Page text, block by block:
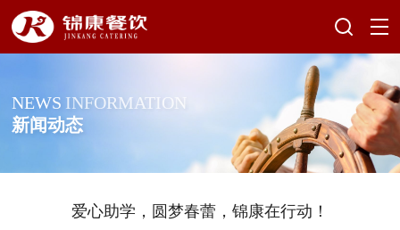
NEWS INFORMATION
新闻动态
爱心助学，圆梦春蕾，锦康在行动！